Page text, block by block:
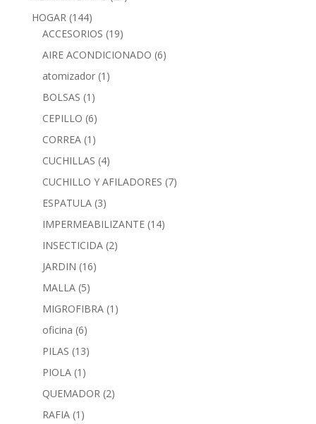
HOGAR (144)
ACCESORIOS (19)
AIRE ACONDICIONADO (6)
atomizador (1)
BOLSAS (1)
CEPILLO (6)
CORREA (1)
CUCHILLAS (4)
CUCHILLO Y AFILADORES (7)
ESPATULA (3)
IMPERMEABILIZANTE (14)
INSECTICIDA (2)
JARDIN (16)
MALLA (5)
MIGROFIBRA (1)
oficina (6)
PILAS (13)
PIOLA (1)
QUEMADOR (2)
RAFIA (1)